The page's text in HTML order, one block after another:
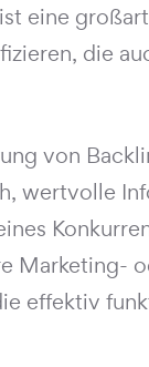
eine
die
von
wertvolle
Marketing-
effektiv